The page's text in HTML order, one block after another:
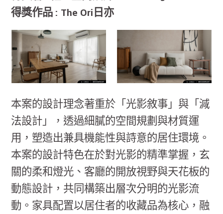
得獎作品 : The Ori日亦
本案的設計理念著重於「光影敘事」與「減
法設計」，透過細膩的空間規劃與材質運
用，塑造出兼具機能性與詩意的居住環境。
本案的設計特色在於對光影的精準掌握，玄
關的柔和燈光、客廳的開放視野與天花板的
動態設計，共同構築出層次分明的光影流
動。家具配置以居住者的收藏品為核心，融